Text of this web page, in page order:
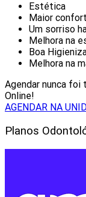
Estética
Maior
Um sorriso
Melhora na
Boa
Melhora na
Agendar nunca foi
Online!
AGENDAR NA
Planos